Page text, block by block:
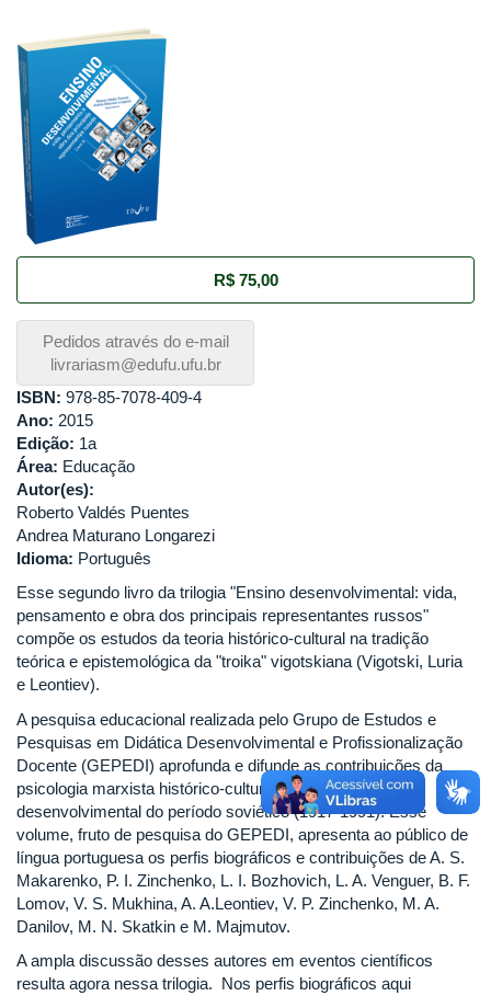
R$ 75,00
Pedidos através do e-mail
livrariasm@edufu.ufu.br
ISBN: 978-85-7078-409-4
Ano: 2015
Edição: 1a
Área: Educação
Autor(es):
Roberto Valdés Puentes
Andrea Maturano Longarezi
Idioma: Português
Esse segundo livro da trilogia "Ensino desenvolvimental: vida,
pensamento e obra dos principais representantes russos"
compõe os estudos da teoria histórico-cultural na tradição
teórica e epistemológica da "troika" vigotskiana (Vigotski, Luria
e Leontiev).
A pesquisa educacional realizada pelo Grupo de Estudos e
Pesquisas em Didática Desenvolvimental e Profissionalização
Docente (GEPEDI) aprofunda e difunde as contribuições da
psicologia marxista histórico-cultural e da didática
desenvolvimental do período soviético (1917-1991). Esse
volume, fruto de pesquisa do GEPEDI, apresenta ao público de
língua portuguesa os perfis biográficos e contribuições de A. S.
Makarenko, P. I. Zinchenko, L. I. Bozhovich, L. A. Venguer, B. F.
Lomov, V. S. Mukhina, A. A.Leontiev, V. P. Zinchenko, M. A.
Danilov, M. N. Skatkin e M. Majmutov.
A ampla discussão desses autores em eventos científicos
resulta agora nessa trilogia. Nos perfis biográficos aqui